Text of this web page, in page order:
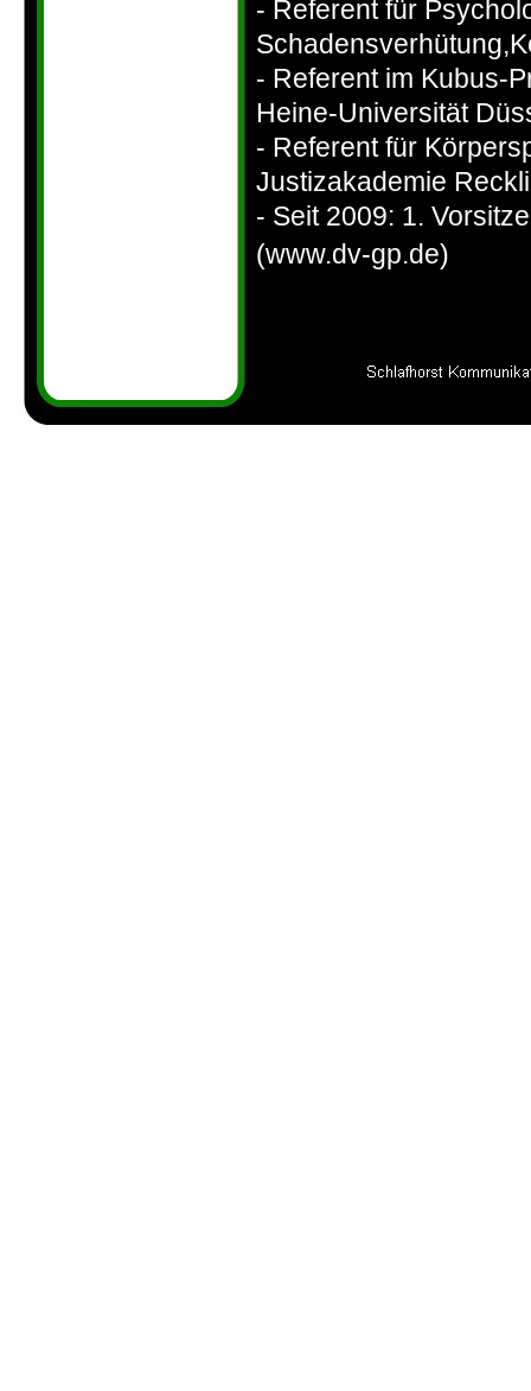
- Referent für
- Referent im Kubus-
Heine-Universität
- Referent für
Justizakademie
- Seit 2009: 1.
(www.dv-gp.de)